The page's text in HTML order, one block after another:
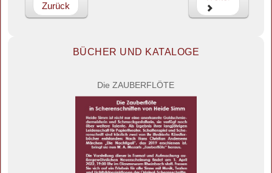
Zurück
BÜCHER UND KATALOGE
Die ZAUBERFLÖTE